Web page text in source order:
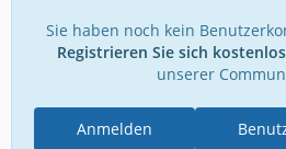
Sie haben noch kein
Registrieren Sie sich kostenlos
unserer
Anmelden